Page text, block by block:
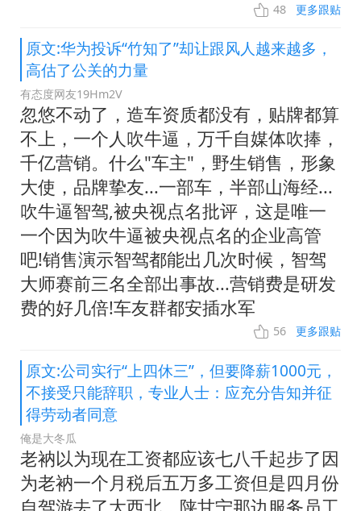
48 更多跟贴
原文:华为投诉“竹知了”却让跟风人越来越多，
高估了公关的力量
有态度网友19Hm2V
忽悠不动了，造车资质都没有，贴牌都算
不上，一个人吹牛逼，万千自媒体吹捧，
千亿营销。什么"车主"，野生销售，形象
大使，品牌挚友...一部车，半部山海经...
吹牛逼智驾,被央视点名批评，这是唯一
一个因为吹牛逼被央视点名的企业高管
吧!销售演示智驾都能出几次时候，智驾
大师赛前三名全部出事故...营销费是研发
费的好几倍!车友群都安插水军
56 更多跟贴
原文:公司实行“上四休三”，但要降薪1000元，
不接受只能辞职，专业人士：应充分告知并征
得劳动者同意
俺是大冬瓜
老衲以为现在工资都应该七八千起步了因
为老衲一个月税后五万多工资但是四月份